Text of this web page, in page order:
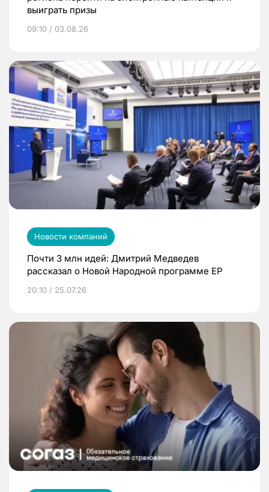
выиграть призы
09:10 / 03.08.26
Новости компаний
Почти 3 млн идей: Дмитрий Медведев
рассказал о Новой Народной программе ЕР
20:10 / 25.07.26